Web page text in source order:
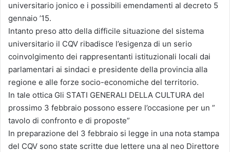
universitario jonico e i possibili emendamenti al decreto 5
gennaio ’15.
Intanto preso atto della difficile situazione del sistema
universitario il CQV ribadisce l’esigenza di un serio
coinvolgimento dei rappresentanti istituzionali locali dai
parlamentari ai sindaci e presidente della provincia alla
regione e alle forze socio-economiche del territorio.
In tale ottica Gli STATI GENERALI DELLA CULTURA del
prossimo 3 febbraio possono essere l’occasione per un ”
tavolo di confronto e di proposte”
In preparazione del 3 febbraio si legge in una nota stampa
del CQV sono state scritte due lettere una al neo Direttore